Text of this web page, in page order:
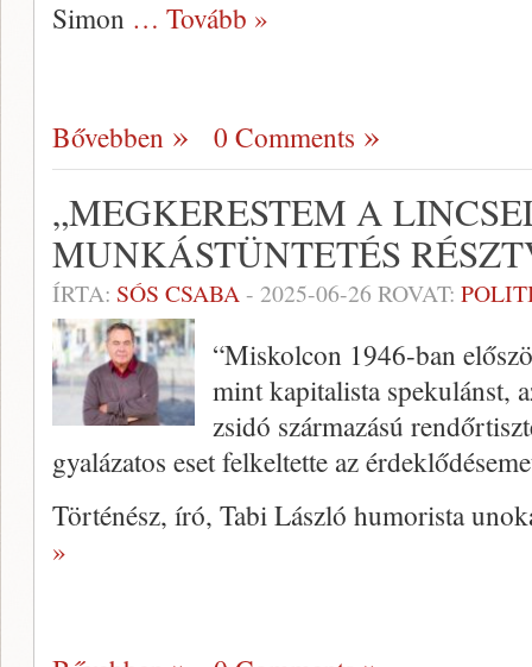
Simon … Tovább »
Bővebben 0 Comments
„MEGKERESTEM A
MUNKÁSTÜNTETÉS
ÍRTA: SÓS CSABA- 2025-06-26 ROVAT:
“Miskolcon 1946-ban
mint kapitalista spekulánst,
zsidó származású
gyalázatos eset felkeltette az
Történész, író, Tabi László humorista
»